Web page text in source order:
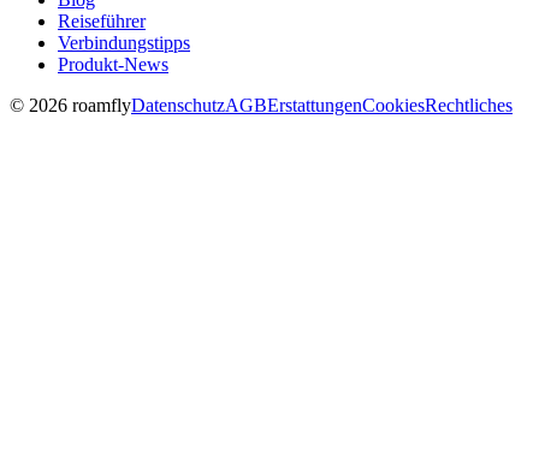
Reiseführer
Verbindungstipps
Produkt-News
© 2026 roamflyDatenschutzAGBErstattungenCookiesRechtliches